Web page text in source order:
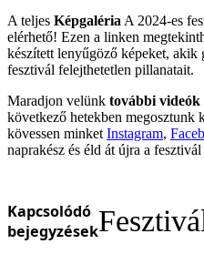
A teljes Képgaléria A 2024-es
elérhető! Ezen a linken
készített lenyűgöző képeket,
fesztivál felejthetetlen pillanatait.
Maradjon velünk további videók
következő hetekben megosztunk
kövessen minket Instagram,
naprakész és éld át újra a
Kapcsolódó
bejegyzések